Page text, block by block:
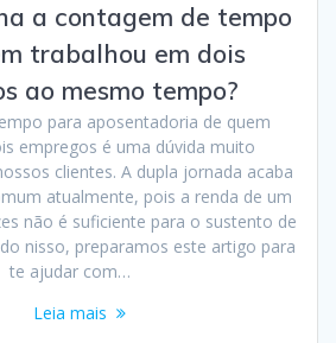
a contagem de tempo
trabalhou em dois
ao mesmo tempo?
para aposentadoria de quem
empregos é uma dúvida muito
clientes. A dupla jornada acaba
atualmente, pois a renda de um
não é suficiente para o sustento de
nisso, preparamos este artigo para
te ajudar com…
Leia mais